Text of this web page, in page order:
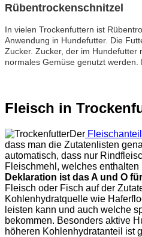
Rübentrockenschnitzel
In vielen Trockenfuttern ist
Anwendung in Hundefutter. Die
Zucker. Zucker, der im
normales Gemüse genutzt
Fleisch in
Der Fleischanteil
dass man die Zutatenlisten
automatisch, dass nur
Fleischmehl, welches
Deklaration ist das A und O
Fleisch oder Fisch auf der
Kohlenhydratquelle wie
leisten kann und auch welche
bekommen. Besonders aktive
höheren Kohlenhydratanteil ist